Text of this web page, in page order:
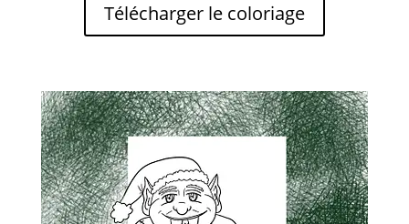
Télécharger le coloriage